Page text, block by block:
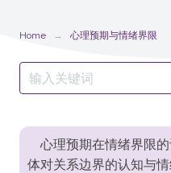
Home 心理预期与情绪界限
Search
for:
心理预期在情绪界限
体对关系边界的认知与